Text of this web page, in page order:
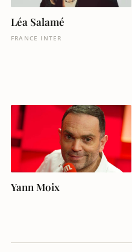
Léa Salamé
FRANCE INTER
Yann Moix